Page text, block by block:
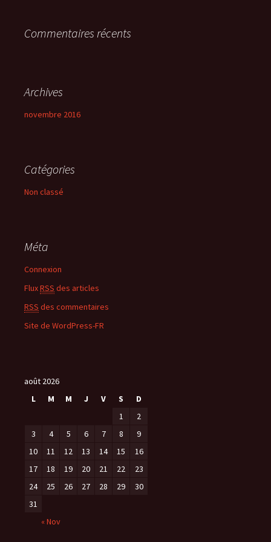
:Commentaires récents
Archives
novembre 2016
Catégories
Non classé
Méta
Connexion
FluxRSS des articles
RSS des commentaires
Site de WordPress-FR
août 2026
L
M M J V S D
« Nov
1
2
3
4 5 6 7 8
9
10
11 12 13 14 15
16
17
18 19 20 21 22
23
24
25 26 27 28 29
30
31